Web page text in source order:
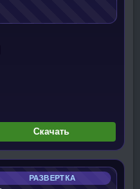
Скачать
РАЗВЕРТКА